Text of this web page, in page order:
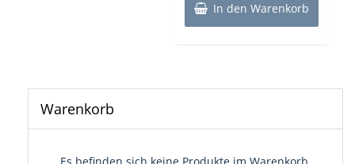
In den Warenkorb
Warenkorb